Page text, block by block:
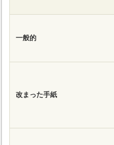
一般的
改まった手紙